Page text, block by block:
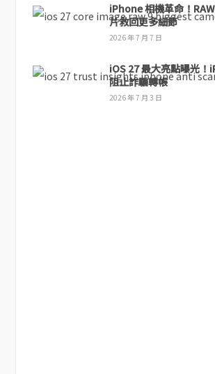
iPhone 相機革命！
片救回更多細節
2026 年 7 月 7 日
iOS 27 最大亮點曝光
阻止詐騙轉帳
2026 年 7 月 3 日